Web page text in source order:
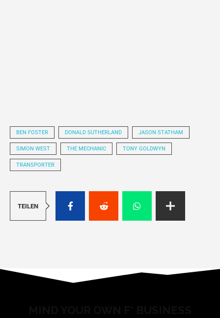
BEN FOSTER DONALD SUTHERLAND JASON STATHAM
SIMON WEST THE MECHANIC TONY GOLDWYN
TRANSPORTER
TEILEN